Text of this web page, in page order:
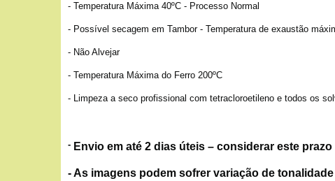
- Temperatura Máxima 40ºC - Processo Normal
- Possível secagem em Tambor - Temperatura de exaustão
- Não Alvejar
- Temperatura Máxima do Ferro 200ºC
- Limpeza a seco profissional com tetracloroetileno e todos os
- Envio em até 2 dias úteis – considerar este
- As imagens podem sofrer variação de